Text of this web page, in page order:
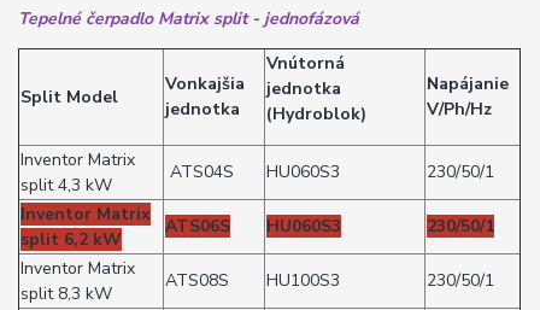
Tepelné čerpadlo Matrix split - jednofázová
Split Model
Vonkajšia
jednotka
Vnútorná
jednotka
(Hydroblok)
Napájanie
V/Ph/Hz
Inventor Matrix
split 4,3 kW
ATS04S HU060S3
230/50/1
Inventor Matrix
split 6,2 kW
ATS06S HU060S3
230/50/1
Inventor Matrix
split 8,3 kW
ATS08S HU100S3
230/50/1